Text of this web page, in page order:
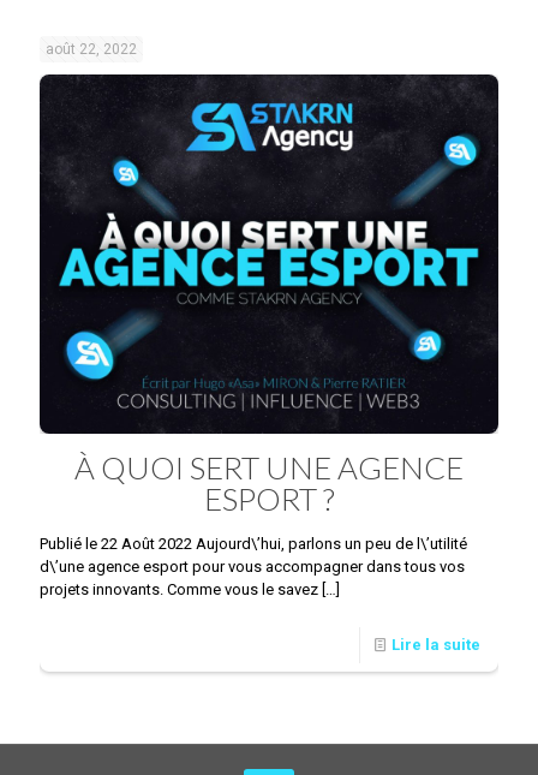
août 22, 2022
À QUOI SERT UNE AGENCE
ESPORT ?
Publié le 22 Août 2022 Aujourd\’hui, parlons un peu de l\’utilité
d\’une agence esport pour vous accompagner dans tous vos
projets innovants. Comme vous le savez
Lire la suite